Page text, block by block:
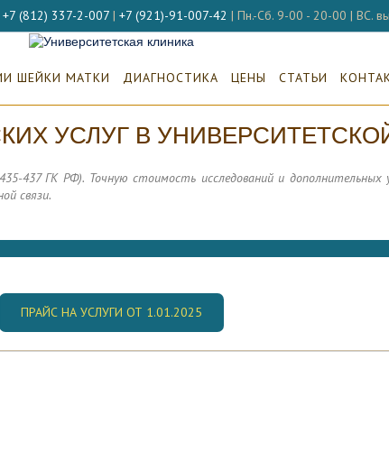
+7 (812) 337-2-007 | +7 (921)-91-007-42 | Пн.-Сб. 9-00 - 20-00 | ВС.
ШЕЙКИ МАТКИ ДИАГНОСТИКА ЦЕНЫ СТАТЬИ
УСЛУГ В
437 ГК РФ). Точную стоимость исследований и
связи.
ПРАЙС НА УСЛУГИ ОТ 1.01.2025